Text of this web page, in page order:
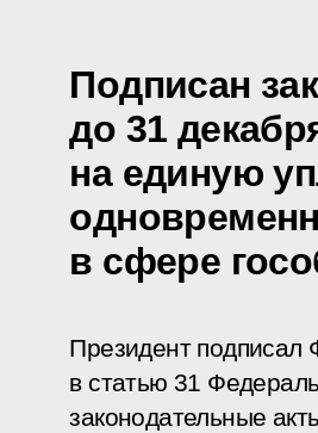
Подписан
до 31
на единую
в сфере
Президент подписал
в статью 31
законодательные